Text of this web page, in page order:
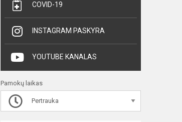
COVID-19
INSTAGRAM PASKYRA
YOUTUBE KANALAS
Pamokų laikas
Pertrauka